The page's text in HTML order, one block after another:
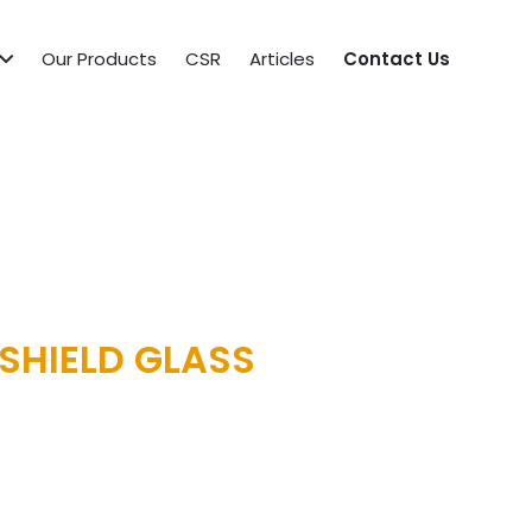
Our Products CSR Articles Contact Us
GLASS